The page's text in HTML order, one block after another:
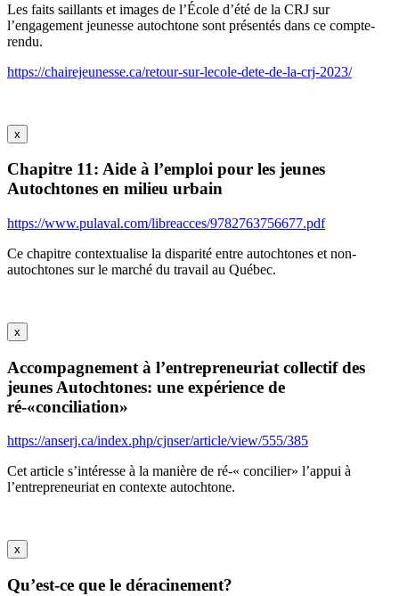
Les faits saillants et images de l’École d’été de la CRJ sur
l’engagement jeunesse autochtone sont présentés dans ce compte-
rendu.
https://chairejeunesse.ca/retour-sur-lecole-dete-de-la-crj-2023/
x
Chapitre 11: Aide à l’emploi pour les jeunes
Autochtones en milieu urbain
https://www.pulaval.com/libreacces/9782763756677.pdf
Ce chapitre contextualise la disparité entre autochtones et non-
autochtones sur le marché du travail au Québec.
x
Accompagnement à l’entrepreneuriat collectif des
jeunes Autochtones: une expérience de
ré-«conciliation»
https://anserj.ca/index.php/cjnser/article/view/555/385
Cet article s’intéresse à la manière de ré-« concilier» l’appui à
l’entrepreneuriat en contexte autochtone.
x
Qu’est-ce que le déracinement?